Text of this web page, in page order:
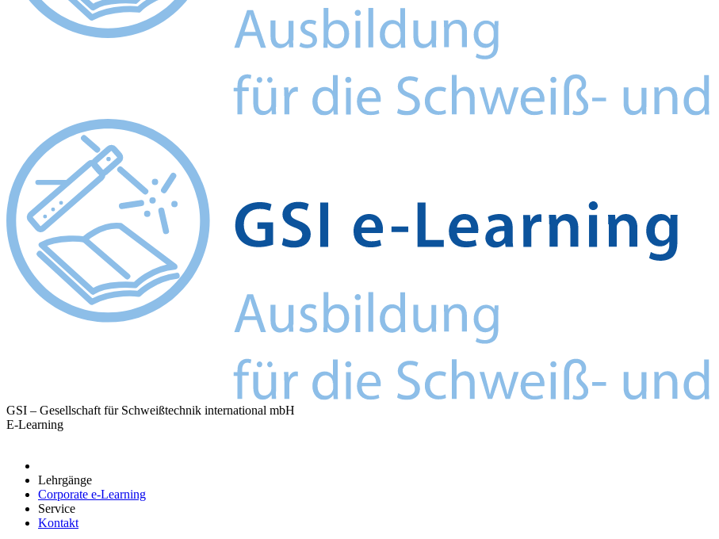
GSI – Gesellschaft für Schweißtechnik international mbH
E-Learning
Lehrgänge
Corporate e-Learning
Service
Kontakt